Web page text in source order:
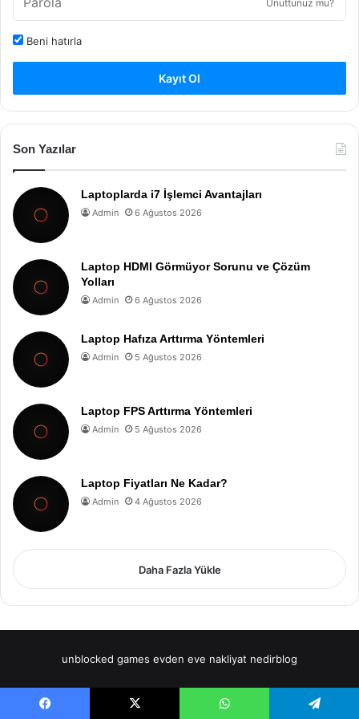
Unuttunuz mu?
Beni hatırla
Kayıt Ol
Son Yazılar
Laptoplarda i7 İşlemci Avantajları
Admin 6 Ağustos 2026
Laptop HDMI Görmüyor Sorunu ve Çözüm
Yolları
Admin 6 Ağustos 2026
Laptop Hafıza Arttırma Yöntemleri
Admin 5 Ağustos 2026
Laptop FPS Arttırma Yöntemleri
Admin 5 Ağustos 2026
Laptop Fiyatları Ne Kadar?
Admin 4 Ağustos 2026
Daha Fazla Yükle
unblocked games evden eve nakliyat nedirblog